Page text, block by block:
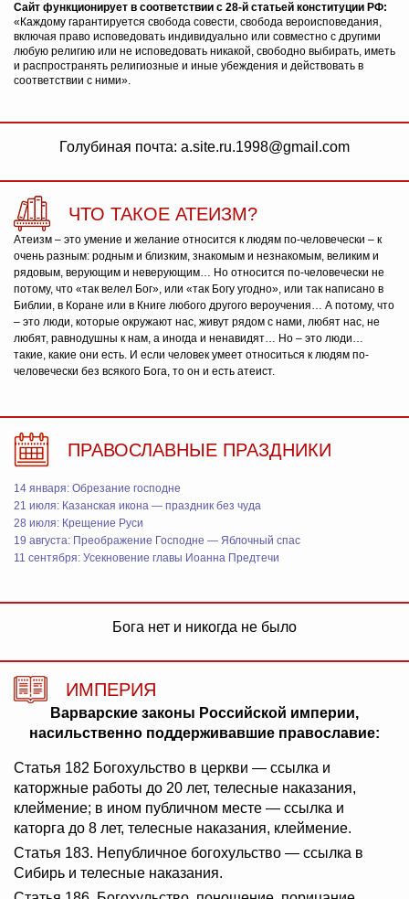
Сайт функционирует в соответствии с 28-й статьей конституции РФ:
«Каждому гарантируется свобода совести, свобода вероисповедания,
включая право исповедовать индивидуально или совместно с другими
любую религию или не исповедовать никакой, свободно выбирать, иметь
и распространять религиозные и иные убеждения и действовать в
соответствии с ними».
Голубиная почта: a.site.ru.1998@gmail.com
ЧТО ТАКОЕ АТЕИЗМ?
Атеизм – это умение и желание относится к людям по-человечески – к
очень разным: родным и близким, знакомым и незнакомым, великим и
рядовым, верующим и неверующим… Но относится по-человечески не
потому, что «так велел Бог», или «так Богу угодно», или так написано в
Библии, в Коране или в Книге любого другого вероучения… А потому, что
– это люди, которые окружают нас, живут рядом с нами, любят нас, не
любят, равнодушны к нам, а иногда и ненавидят… Но – это люди…
такие, какие они есть. И если человек умеет относиться к людям по-
человечески без всякого Бога, то он и есть атеист.
ПРАВОСЛАВНЫЕ ПРАЗДНИКИ
14 января: Обрезание господне
21 июля: Казанская икона — праздник без чуда
28 июля: Крещение Руси
19 августа: Преображение Господне — Яблочный спас
11 сентября: Усекновение главы Иоанна Предтечи
Бога нет и никогда не было
ИМПЕРИЯ
Варварские законы Российской империи,
насильственно поддерживавшие православие:
Статья 182 Богохульство в церкви — ссылка и
каторжные работы до 20 лет, телесные наказания,
клеймение; в ином публичном месте — ссылка и
каторга до 8 лет, телесные наказания, клеймение.
Статья 183. Непубличное богохульство — ссылка в
Сибирь и телесные наказания.